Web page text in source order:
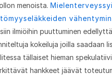
menoista.
ilmiöihin puuttuminen
kokeiluja joilla saadaan
tällaiset hieman
hankkeet jäävät